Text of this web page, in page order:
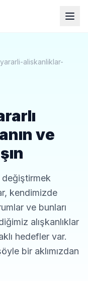
aliskanliklar-
ve
değiştirmek
kendimizde
ve bunları
alışkanlıklar
hedefler var.
bir aklımızdan